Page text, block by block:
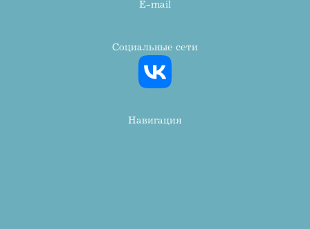
E-mail
Социальные сети
Навигация